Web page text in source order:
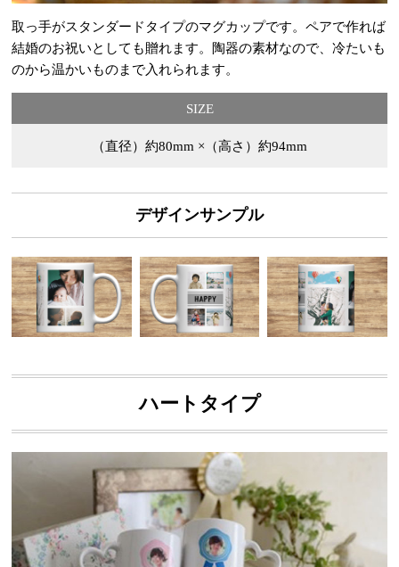
取っ手がスタンダードタイプのマグカップです。ペアで作れば
結婚のお祝いとしても贈れます。陶器の素材なので、冷たいも
のから温かいものまで入れられます。
SIZE
（直径）約80mm ×（高さ）約94mm
デザインサンプル
ハートタイプ